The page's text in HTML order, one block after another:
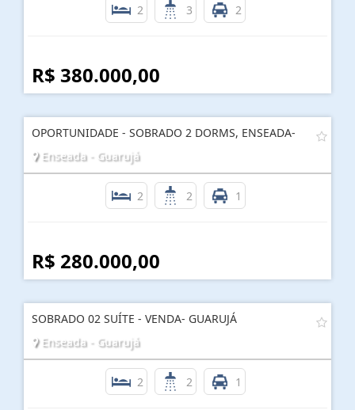
2 3 2
R$ 380.000,00
OPORTUNIDADE - SOBRADO 2 DORMS, ENSEADA-
Enseada - Guarujá
2 2 1
R$ 280.000,00
SOBRADO 02 SUÍTE - VENDA- GUARUJÁ
Enseada - Guarujá
2 2 1